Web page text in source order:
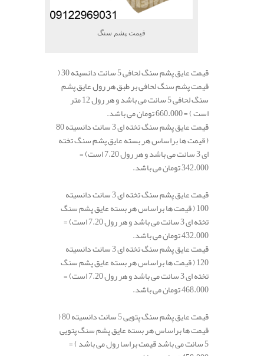
قیمت پشم سنگ
قیمت عایق پشم سنگ لحافی 5 سانت دانسیته 30 (
قیمت پشم سنگ لحافی بر طبق هر رول عایق پشم
سنگ لحافی 5 سانت می باشد و هر رول 12 متر
است ) = 660.000 تومان می باشد.
قیمت عایق پشم سنگ تخته ای 3 سانت دانسیته 80
( قیمت ها براساس هر بسته عایق پشم سنگ تخته
ای 3 سانت می باشد و هر رول 7.20 است) =
342.000 تومان می باشد.
قیمت عایق پشم سنگ تخته ای 3 سانت دانسیته
100 ( قیمت ها براساس هر بسته عایق پشم سنگ
تخته ای 3 سانت می باشد و هر رول 7.20 است) =
432.000 تومان می باشد.
قیمت عایق پشم سنگ تخته ای 3 سانت دانسیته
120 ( قیمت ها براساس هر بسته عایق پشم سنگ
تخته ای 3 سانت می باشد و هر رول 7.20 است) =
468.000 تومان می باشد.
قیمت عایق پشم سنگ پتویی 5 سانت دانسیته 80 (
قیمت ها براساس هر بسته عایق پشم سنگ پتویی
5 سانت می باشد قیمت براسا رول می باشد ) =